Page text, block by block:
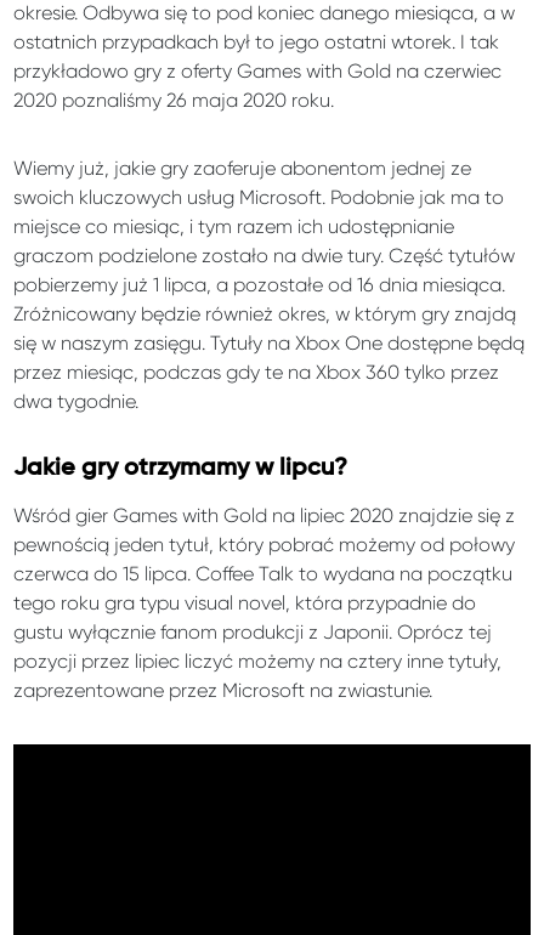
okresie. Odbywa się to pod koniec danego miesiąca, a w
ostatnich przypadkach był to jego ostatni wtorek. I tak
przykładowo gry z oferty Games with Gold na czerwiec
2020 poznaliśmy 26 maja 2020 roku.
Wiemy już, jakie gry zaoferuje abonentom jednej ze
swoich kluczowych usług Microsoft. Podobnie jak ma to
miejsce co miesiąc, i tym razem ich udostępnianie
graczom podzielone zostało na dwie tury. Część tytułów
pobierzemy już 1 lipca, a pozostałe od 16 dnia miesiąca.
Zróżnicowany będzie również okres, w którym gry znajdą
się w naszym zasięgu. Tytuły na Xbox One dostępne będą
przez miesiąc, podczas gdy te na Xbox 360 tylko przez
dwa tygodnie.
Jakie gry otrzymamy w lipcu?
Wśród gier Games with Gold na lipiec 2020 znajdzie się z
pewnością jeden tytuł, który pobrać możemy od połowy
czerwca do 15 lipca. Coffee Talk to wydana na początku
tego roku gra typu visual novel, która przypadnie do
gustu wyłącznie fanom produkcji z Japonii. Oprócz tej
pozycji przez lipiec liczyć możemy na cztery inne tytuły,
zaprezentowane przez Microsoft na zwiastunie.